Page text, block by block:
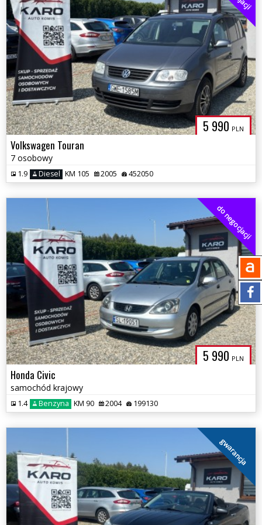
5 990 PLN
Volkswagen Touran
7 osobowy
1.9 Diesel KM 105 2005 452050
5 990 PLN
do negocjacji
Honda Civic
samochód krajowy
1.4 Benzyna KM 90 2004 199130
gwarancja